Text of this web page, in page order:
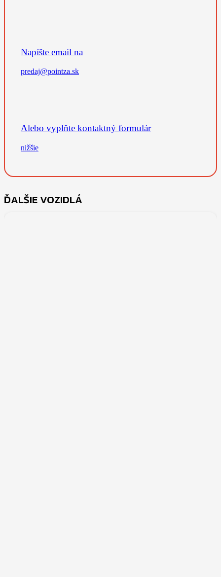
Napíšte email na
predaj@pointza.sk
Alebo vyplňte kontaktný formulár
nižšie
ĎALŠIE VOZIDLÁ